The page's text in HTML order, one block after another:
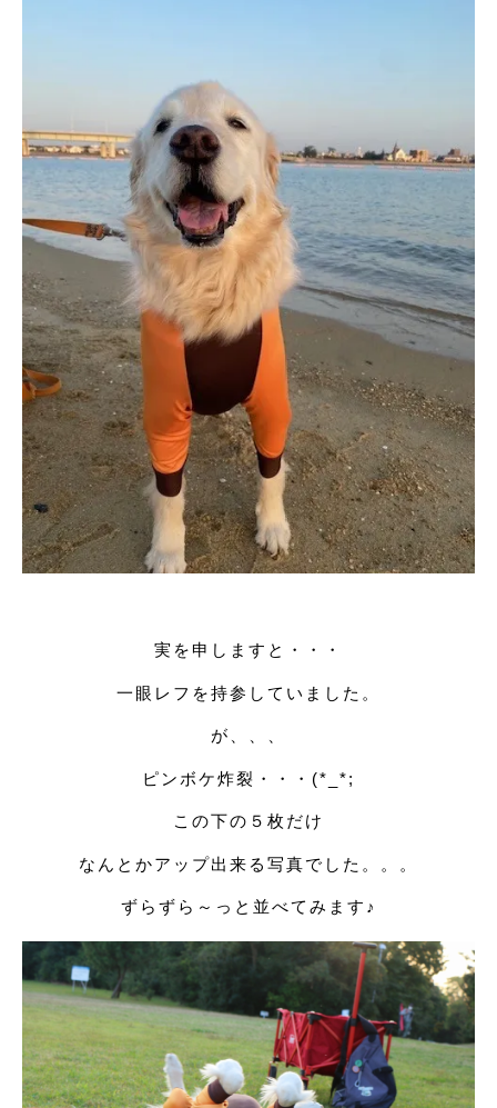
実を申しますと・・・
一眼レフを持参していました。
が、、、
ピンボケ炸裂・・・(*_*;
この下の５枚だけ
なんとかアップ出来る写真でした。。。
ずらずら～っと並べてみます♪